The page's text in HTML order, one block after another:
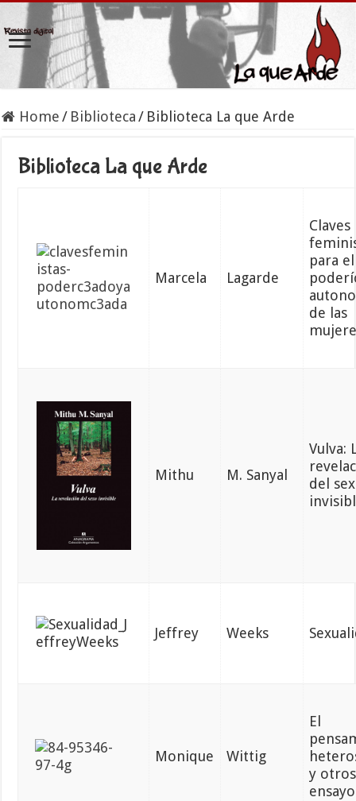
Home / Biblioteca / Biblioteca La que Arde
Biblioteca La que Arde
Marcela Lagarde
Claves
para el
de las
Mithu M. Sanyal
Vulva:
del
Jeffrey Weeks
Monique Wittig
El
y otros